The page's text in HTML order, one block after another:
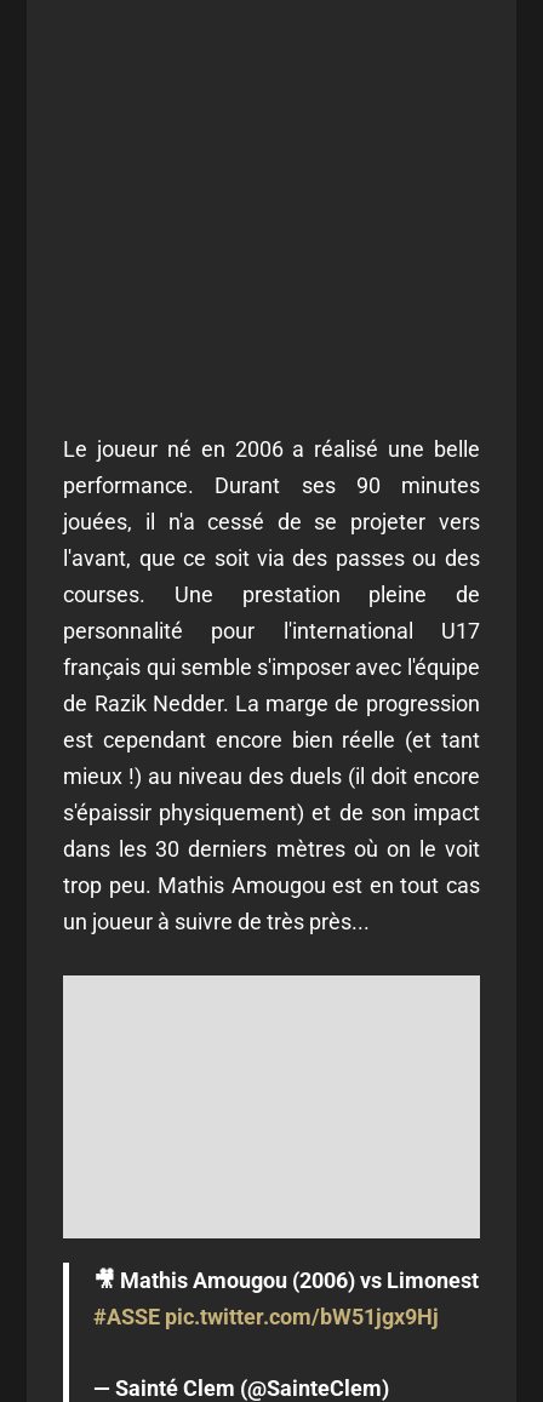
Le joueur né en 2006 a réalisé une belle
performance. Durant ses 90 minutes
jouées, il n'a cessé de se projeter vers
l'avant, que ce soit via des passes ou des
courses. Une prestation pleine de
personnalité pour l'international U17
français qui semble s'imposer avec l'équipe
de Razik Nedder. La marge de progression
est cependant encore bien réelle (et tant
mieux !) au niveau des duels (il doit encore
s'épaissir physiquement) et de son impact
dans les 30 derniers mètres où on le voit
trop peu. Mathis Amougou est en tout cas
un joueur à suivre de très près...
🎥 Mathis Amougou (2006) vs Limonest
#ASSE pic.twitter.com/bW51jgx9Hj
— Sainté Clem (@SainteClem)